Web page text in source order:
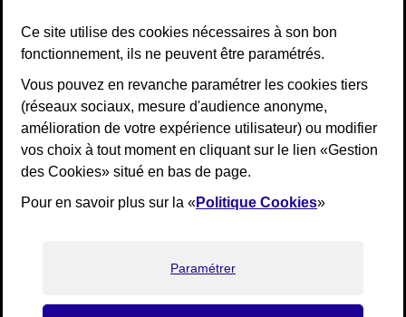
Ce site utilise des cookies nécessaires à son bon
fonctionnement, ils ne peuvent être paramétrés.
Vous pouvez en revanche paramétrer les cookies tiers
(réseaux sociaux, mesure d'audience anonyme,
amélioration de votre expérience utilisateur) ou modifier
vos choix à tout moment en cliquant sur le lien «Gestion
des Cookies» situé en bas de page.
Pour en savoir plus sur la «Politique Cookies»
Paramétrer
Plan de siteGestion des cookies